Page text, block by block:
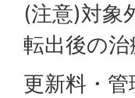
(注意)対象
転出後の
更新料・